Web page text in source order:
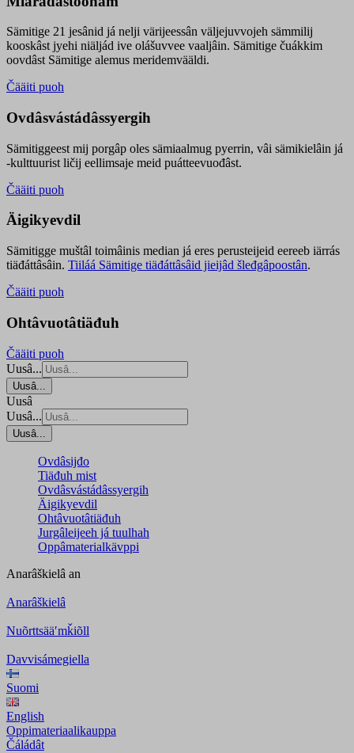
Sämitige 21 jesânid já nelji värijeessân väljejuvvojeh sämmilij
kooskâst jyehi niäljád ive olášuvvee vaaljâin. Sämitige čuákkim
oovdâst Sämitige alemus meridemvääldi.
Čääiti puoh
Ovdâsvástádâssyergih
Sämitiggeest mij porgâp oles sämiaalmug pyerrin, vâi sämikielâin já
-kulttuurist ličij eellimsaje meid puátteevuođâst.
Čääiti puoh
Äigikyevdil
Sämitigge muštâl toimâinis median já eres perusteijeid eereeb iärrás
tiäđáttâsâin. Tiiláá Sämitige tiäđáttâsâid jieijâd šleđgâpoostân.
Čääiti puoh
Ohtâvuotâtiäđuh
Čääiti puoh
Uusâ...
Uusâ...
Uusâ
Uusâ...
Uusâ...
Ovdâsijđo
Tiäđuh mist
Ovdâsvástádâssyergih
Äigikyevdil
Ohtâvuotâtiäđuh
Jurgâleijeeh já tuulhah
Oppâmaterialkävppi
Anarâškielâ an
Anarâškielâ
Nuõrttsääʹmǩiõll
Davvisámegiella
Suomi
English
Oppimateriaalikauppa
Čáládât